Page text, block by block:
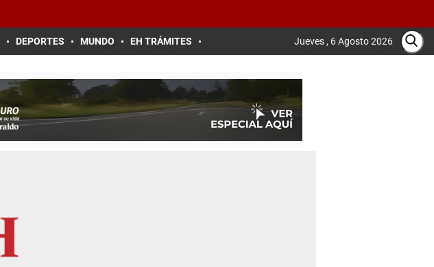
DEPORTES MUNDO EH TRÁMITES Jueves , 6 Agosto 2026